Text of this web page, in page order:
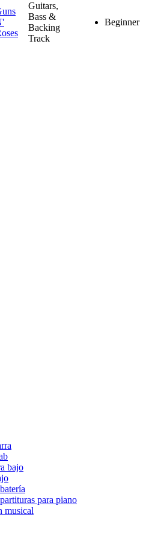
Guitars,
Bass &
Backing
Track
Beginner
bajo
para piano
musical